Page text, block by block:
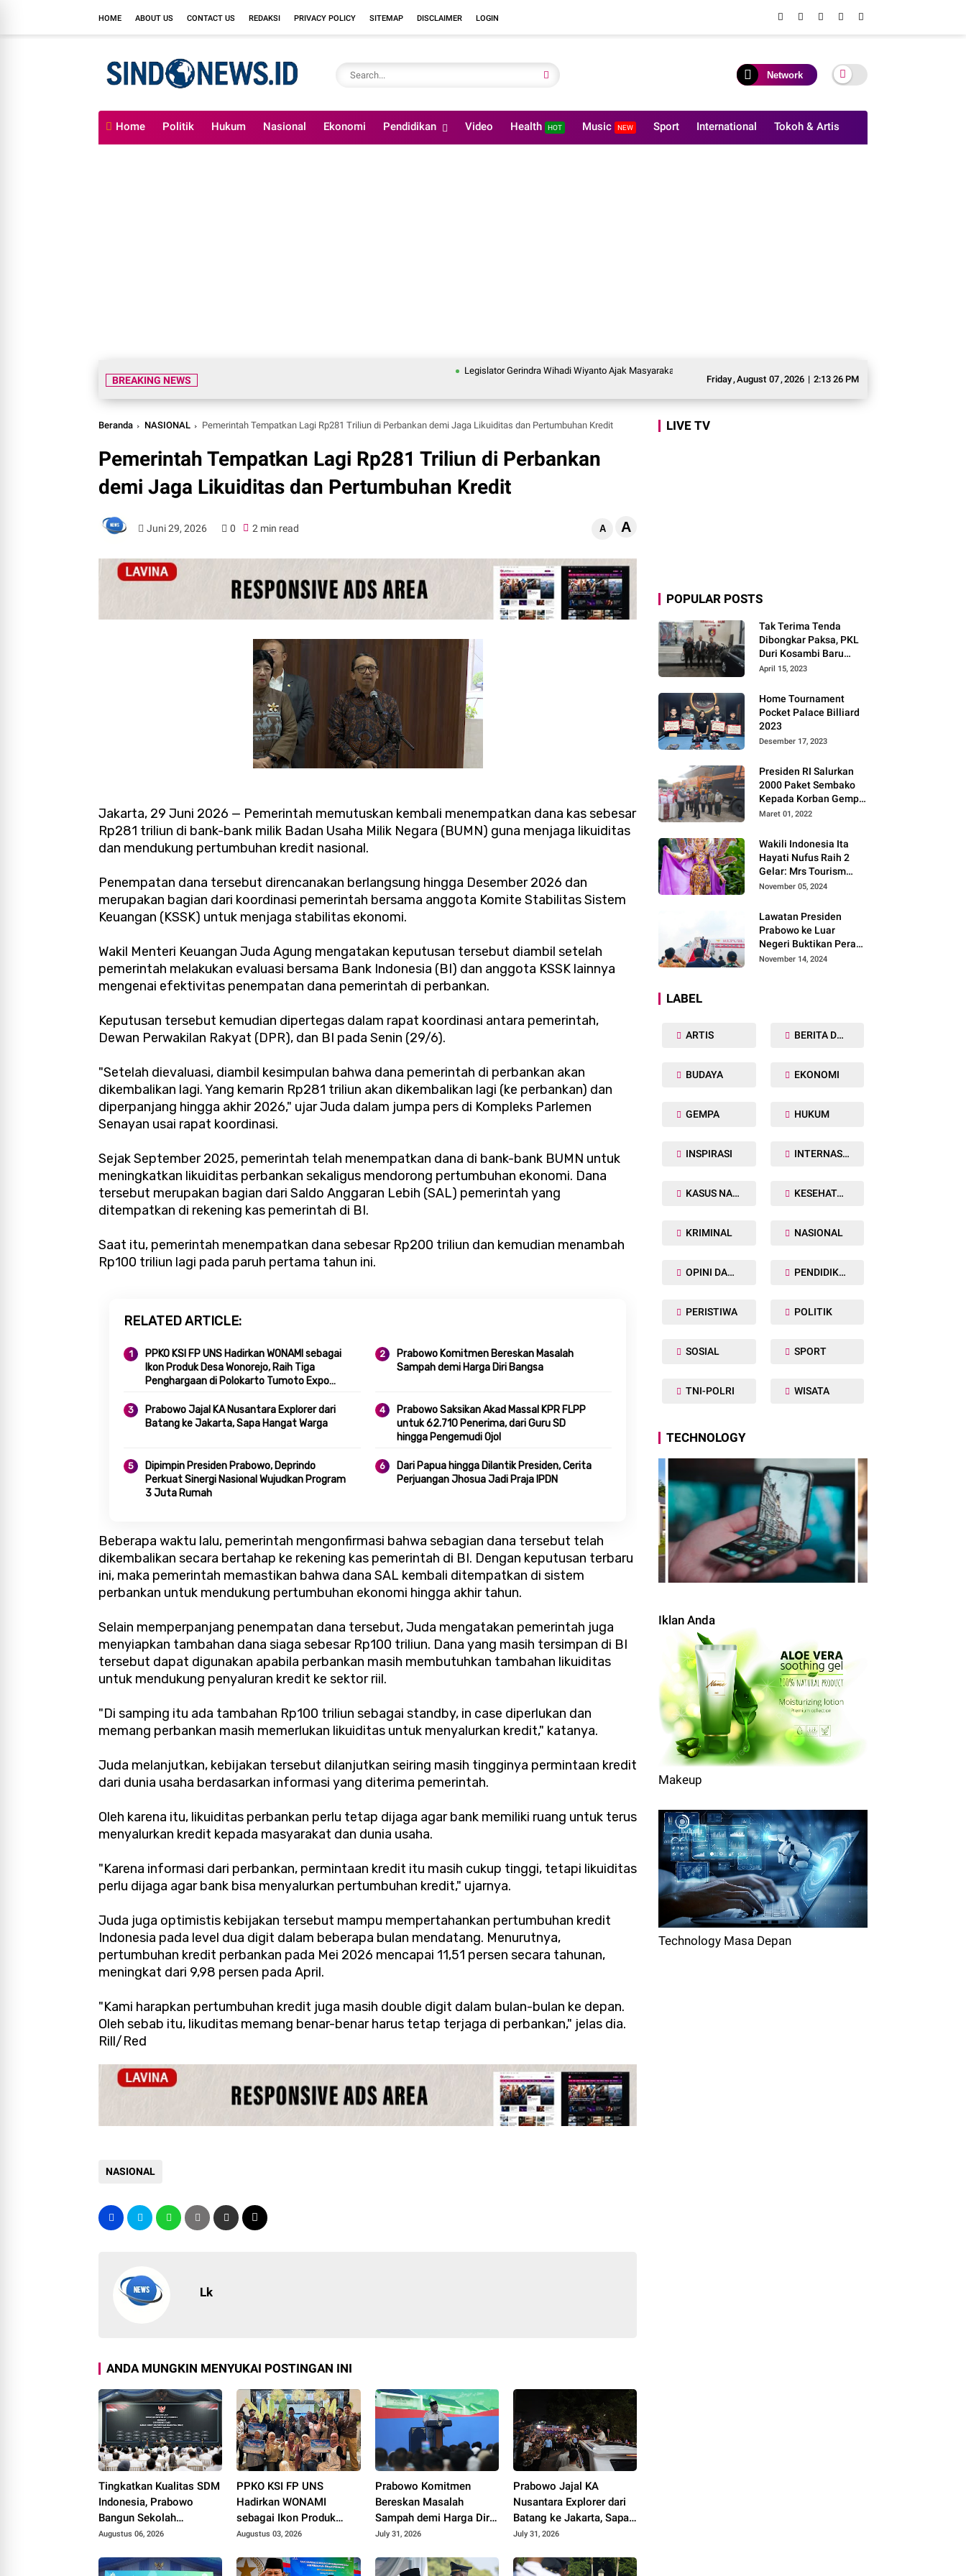
HOME ABOUT US CONTACT US REDAKSI PRIVACY POLICY SITEMAP DISCLAIMER LOGIN
Network
Home Politik Hukum Nasional Ekonomi Pendidikan Video Health HOT Music NEW Sport International Tokoh & Artis
Friday,August 07,2026 | 2:13 27 PM
BREAKING NEWS
Legislator Gerindra Wihadi Wiyanto Ajak Masyarakat Awasi Program Makan Bergizi Gratis agar Tepat Sasaran
Beranda NASIONAL Pemerintah Tempatkan Lagi Rp281 Triliun di Perbankan demi Jaga Likuiditas dan Pertumbuhan Kredit
Pemerintah Tempatkan Lagi Rp281 Triliun di Perbankan
demi Jaga Likuiditas dan Pertumbuhan Kredit
Juni 29, 2026 0 2 min read A A
Jakarta, 29 Juni 2026 — Pemerintah memutuskan kembali menempatkan dana kas sebesar
Rp281 triliun di bank-bank milik Badan Usaha Milik Negara (BUMN) guna menjaga likuiditas
dan mendukung pertumbuhan kredit nasional.
Penempatan dana tersebut direncanakan berlangsung hingga Desember 2026 dan
merupakan bagian dari koordinasi pemerintah bersama anggota Komite Stabilitas Sistem
Keuangan (KSSK) untuk menjaga stabilitas ekonomi.
Wakil Menteri Keuangan Juda Agung mengatakan keputusan tersebut diambil setelah
pemerintah melakukan evaluasi bersama Bank Indonesia (BI) dan anggota KSSK lainnya
mengenai efektivitas penempatan dana pemerintah di perbankan.
Keputusan tersebut kemudian dipertegas dalam rapat koordinasi antara pemerintah,
Dewan Perwakilan Rakyat (DPR), dan BI pada Senin (29/6).
"Setelah dievaluasi, diambil kesimpulan bahwa dana pemerintah di perbankan akan
dikembalikan lagi. Yang kemarin Rp281 triliun akan dikembalikan lagi (ke perbankan) dan
diperpanjang hingga akhir 2026," ujar Juda dalam jumpa pers di Kompleks Parlemen
Senayan usai rapat koordinasi.
Sejak September 2025, pemerintah telah menempatkan dana di bank-bank BUMN untuk
meningkatkan likuiditas perbankan sekaligus mendorong pertumbuhan ekonomi. Dana
tersebut merupakan bagian dari Saldo Anggaran Lebih (SAL) pemerintah yang
ditempatkan di rekening kas pemerintah di BI.
Saat itu, pemerintah menempatkan dana sebesar Rp200 triliun dan kemudian menambah
Rp100 triliun lagi pada paruh pertama tahun ini.
RELATED ARTICLE
PPKO KSI FP UNS Hadirkan WONAMI sebagai
Ikon Produk Desa Wonorejo, Raih Tiga
Penghargaan di Polokarto Tumoto Expo
Prabowo Komitmen Bereskan Masalah
Sampah demi Harga Diri Bangsa
Prabowo Jajal KA Nusantara Explorer dari
Batang ke Jakarta, Sapa Hangat Warga
Prabowo Saksikan Akad Massal KPR FLPP
untuk 62.710 Penerima, dari Guru SD
hingga Pengemudi Ojol
Dipimpin Presiden Prabowo, Deprindo
Perkuat Sinergi Nasional Wujudkan Program
3 Juta Rumah
Dari Papua hingga Dilantik Presiden, Cerita
Perjuangan Jhosua Jadi Praja IPDN
Beberapa waktu lalu, pemerintah mengonfirmasi bahwa sebagian dana tersebut telah
dikembalikan secara bertahap ke rekening kas pemerintah di BI. Dengan keputusan terbaru
ini, maka pemerintah memastikan bahwa dana SAL kembali ditempatkan di sistem
perbankan untuk mendukung pertumbuhan ekonomi hingga akhir tahun.
Selain memperpanjang penempatan dana tersebut, Juda mengatakan pemerintah juga
menyiapkan tambahan dana siaga sebesar Rp100 triliun. Dana yang masih tersimpan di BI
tersebut dapat digunakan apabila perbankan masih membutuhkan tambahan likuiditas
untuk mendukung penyaluran kredit ke sektor riil.
"Di samping itu ada tambahan Rp100 triliun sebagai standby, in case diperlukan dan
memang perbankan masih memerlukan likuiditas untuk menyalurkan kredit," katanya.
Juda melanjutkan, kebijakan tersebut dilanjutkan seiring masih tingginya permintaan kredit
dari dunia usaha berdasarkan informasi yang diterima pemerintah.
Oleh karena itu, likuiditas perbankan perlu tetap dijaga agar bank memiliki ruang untuk terus
menyalurkan kredit kepada masyarakat dan dunia usaha.
"Karena informasi dari perbankan, permintaan kredit itu masih cukup tinggi, tetapi likuiditas
perlu dijaga agar bank bisa menyalurkan pertumbuhan kredit," ujarnya.
Juda juga optimistis kebijakan tersebut mampu mempertahankan pertumbuhan kredit
Indonesia pada level dua digit dalam beberapa bulan mendatang. Menurutnya,
pertumbuhan kredit perbankan pada Mei 2026 mencapai 11,51 persen secara tahunan,
meningkat dari 9,98 persen pada April.
"Kami harapkan pertumbuhan kredit juga masih double digit dalam bulan-bulan ke depan.
Oleh sebab itu, likuditas memang benar-benar harus tetap terjaga di perbankan," jelas dia.
Rill/Red
NASIONAL
Lk
ANDA MUNGKIN MENYUKAI POSTINGAN INI
Tingkatkan Kualitas SDM
Indonesia, Prabowo
Bangun Sekolah
Unggulan hingga Undang
Augustus 06, 2026
PPKO KSI FP UNS
Hadirkan WONAMI
sebagai Ikon Produk
Desa Wonorejo, Raih
Polokarto Tumoto Expo
Augustus 03, 2026
Prabowo Komitmen
Bereskan Masalah
Sampah demi Harga Diri
Bangsa
July 31, 2026
Prabowo Jajal KA
Nusantara Explorer dari
Batang ke Jakarta, Sapa
Hangat Warga
July 31, 2026
LIVE TV
POPULAR POSTS
Tak Terima Tenda
Dibongkar Paksa, PKL
Duri Kosambi Baru
Gugat PT MD
April 15, 2023
Home Tournament
Pocket Palace Billiard
2023
Desember 17, 2023
Presiden RI Salurkan
2000 Paket Sembako
Kepada Korban Gempa
di Pasaman Barat
Maret 01, 2022
Wakili Indonesia Ita
Hayati Nufus Raih 2
Gelar: Mrs Tourism
2024 dan Fourth
Worldwide
International 2024, di
Pemilihan Mrs
Worldwide 2024
November 05, 2024
Lawatan Presiden
Prabowo ke Luar
Negeri Buktikan Peran
Strategis Indonesia di
November 14, 2024
LABEL
ARTIS BERITA DAERAH
BUDAYA EKONOMI
GEMPA HUKUM
INSPIRASI INTERNASIONAL
KASUS NARKOBA KESEHATAN TUBUH
KRIMINAL NASIONAL
OPINI DAN ARTIKEL PENDIDIKAN
PERISTIWA POLITIK
SOSIAL SPORT
TNI-POLRI WISATA
TECHNOLOGY
Iklan Anda
Makeup
Technology Masa Depan